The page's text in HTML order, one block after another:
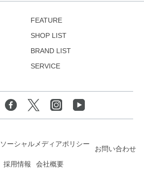
FEATURE
SHOP LIST
BRAND LIST
SERVICE
ソーシャルメディアポリシー
お問い合わせ
採用情報
会社概要